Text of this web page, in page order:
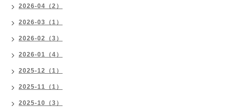
2026-04（2）
2026-03（1）
2026-02（3）
2026-01（4）
2025-12（1）
2025-11（1）
2025-10（3）